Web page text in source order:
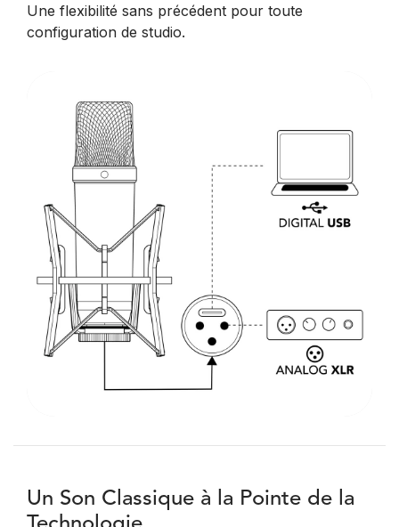
Une flexibilité sans précédent pour toute
configuration de studio.
Un Son Classique à la Pointe de la